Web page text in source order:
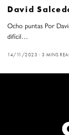
David
Ocho puntas Por
difícil…
14/11/2023 3 MINS